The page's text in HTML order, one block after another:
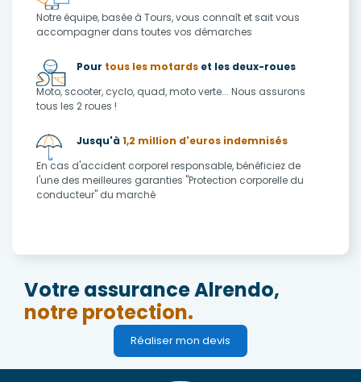
Notre équipe, basée à Tours, vous connaît et sait vous
accompagner dans toutes vos démarches
Pour tous les motards et les deux-roues
Moto, scooter, cyclo, quad, moto verte... Nous assurons
tous les 2 roues !
Jusqu'à1,2 million d'euros indemnisés
En cas d'accident corporel responsable, bénéficiez de
l'une des meilleures garanties "Protection corporelle du
conducteur" du marché
Votre assurance Alrendo,
notre protection.
Réaliser mon devis